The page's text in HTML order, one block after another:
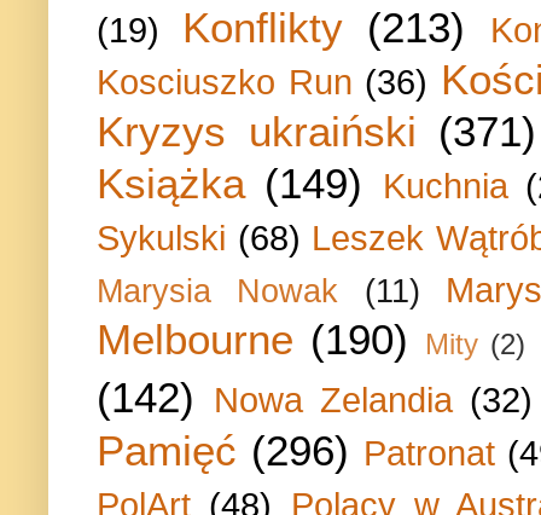
(19) Konflikty (213)
Kosciuszko Run (36)
Kryzys ukraiński (371)
Książka (149) Kuchnia
Sykulski (68) Leszek
Marysia Nowak (11)
Melbourne (190) Mity (2)
(142) Nowa Zelandia (32)
Pamięć (296) Patronat
PolArt (48) Polacy w